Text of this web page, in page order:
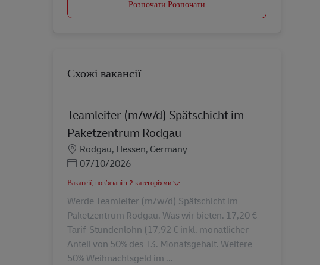
Розпочати Розпочати
Схожі вакансії
Teamleiter (m/w/d) Spätschicht im
Paketzentrum Rodgau
Місцезнаходження
Rodgau, Hessen, Germany
Posted Date
07/10/2026
Вакансії, пов’язані з 2 категоріями
Werde Teamleiter (m/w/d) Spätschicht im
Paketzentrum Rodgau. Was wir bieten. 17,20 €
Tarif-Stundenlohn (17,92 € inkl. monatlicher
Anteil von 50% des 13. Monatsgehalt. Weitere
50% Weihnachtsgeld im ...